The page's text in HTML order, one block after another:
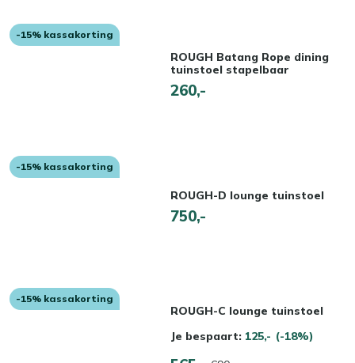
-15% kassakorting
ROUGH Batang Rope dining
tuinstoel stapelbaar
260,-
-15% kassakorting
ROUGH-D lounge tuinstoel
750,-
-15% kassakorting
ROUGH-C lounge tuinstoel
Je bespaart: 125,- (-18%)